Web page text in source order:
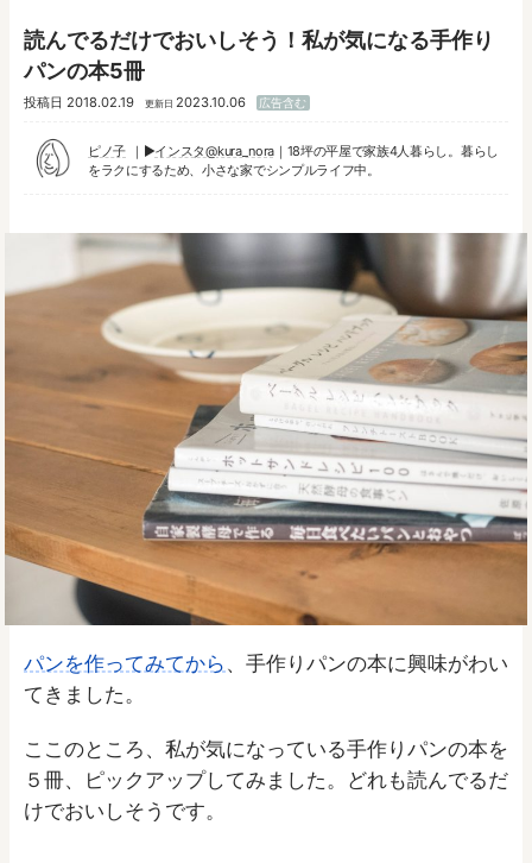
読んでるだけでおいしそう！私が気になる手作り
パンの本5冊
投稿日 2018.02.19 更新日 2023.10.06 広告含む
ピノ子 ▶︎インスタ@kura_nora｜18坪の平屋で家族4人暮らし。暮らし
をラクにするため、小さな家でシンプルライフ中。
パンを作ってみてから 、手作りパンの本に興味がわい
てきました。
ここのところ、私が気になっている手作りパンの本を
５冊、ピックアップしてみました。どれも読んでるだ
けでおいしそうです。